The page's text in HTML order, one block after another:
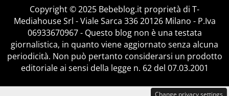
Copyright © 2025 Bebeblog.it proprietà di T-
Mediahouse Srl - Viale Sarca 336 20126 Milano - P.Iva
06933670967 - Questo blog non è una testata
giornalistica, in quanto viene aggiornato senza alcuna
periodicità. Non può pertanto considerarsi un prodotto
editoriale ai sensi della legge n. 62 del 07.03.2001
Change privacy settings